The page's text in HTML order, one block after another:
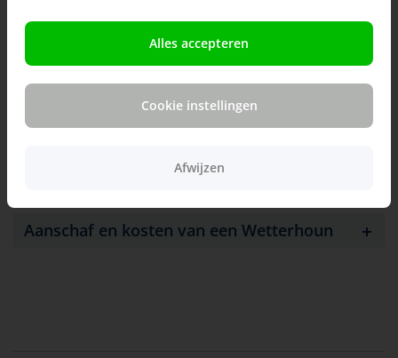
Karakter
Een Wetterhoun verzorgen
Beweging en activiteiten
Socialisatie en opvoeding
Erfelijke ziekten bij de Wetterhoun
Aanschaf en kosten van een Wetterhoun
Alles accepteren
Cookie instellingen
Afwijzen